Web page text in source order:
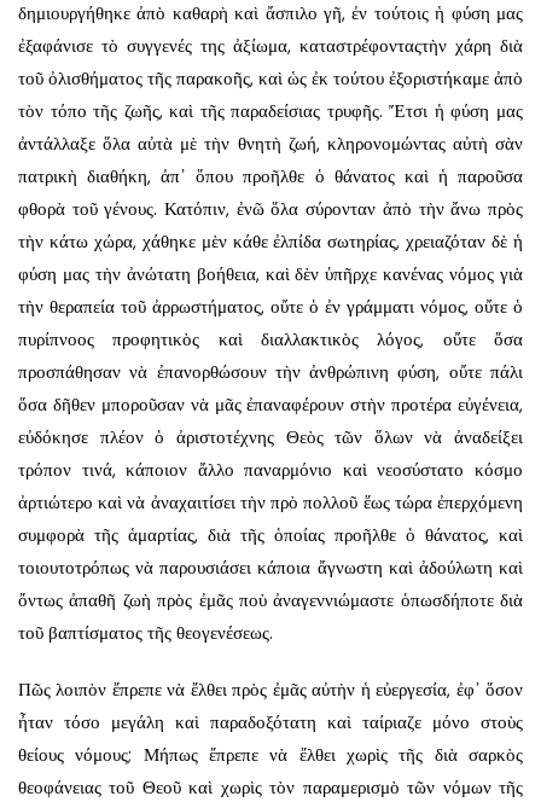
δημιουργήθηκε ἀπὸ καθαρὴ καὶ ἄσπιλο γῆ, ἐν τούτοις ἡ φύση μας
ἐξαφάνισε τὸ συγγενές της ἀξίωμα, καταστρέφονταςτὴν χάρη διὰ
τοῦ ὀλισθήματος τῆς παρακοῆς, καὶ ὡς ἐκ τούτου ἐξοριστήκαμε ἀπὸ
τὸν τόπο τῆς ζωῆς, καὶ τῆς παραδείσιας τρυφῆς. Ἔτσι ἡ φύση μας
ἀντάλλαξε ὅλα αὐτὰ μὲ τὴν θνητὴ ζωή, κληρονομώντας αὐτὴ σὰν
πατρικὴ διαθήκη, ἀπ᾿ ὅπου προῆλθε ὁ θάνατος καὶ ἡ παροῦσα
φθορὰ τοῦ γένους. Κατόπιν, ἐνῶ ὅλα σύρονταν ἀπὸ τὴν ἄνω πρὸς
τὴν κάτω χώρα, χάθηκε μὲν κάθε ἐλπίδα σωτηρίας, χρειαζόταν δὲ ἡ
φύση μας τὴν ἀνώτατη βοήθεια, καὶ δὲν ὑπῆρχε κανένας νόμος γιὰ
τὴν θεραπεία τοῦ ἀρρωστήματος, οὔτε ὁ ἐν γράμματι νόμος, οὔτε ὁ
πυρίπνοος προφητικὸς καὶ διαλλακτικὸς λόγος, οὔτε ὅσα
προσπάθησαν νὰ ἐπανορθώσουν τὴν ἀνθρώπινη φύση, οὔτε πάλι
ὅσα δῆθεν μποροῦσαν νὰ μᾶς ἐπαναφέρουν στὴν προτέρα εὐγένεια,
εὐδόκησε πλέον ὁ ἀριστοτέχνης Θεὸς τῶν ὅλων νὰ ἀναδείξει
τρόπον τινά, κάποιον ἄλλο παναρμόνιο καὶ νεοσύστατο κόσμο
ἀρτιώτερο καὶ νὰ ἀναχαιτίσει τὴν πρὸ πολλοῦ ἕως τώρα ἐπερχόμενη
συμφορὰ τῆς ἁμαρτίας, διὰ τῆς ὁποίας προῆλθε ὁ θάνατος, καὶ
τοιουτοτρόπως νὰ παρουσιάσει κάποια ἄγνωστη καὶ ἀδούλωτη καὶ
ὄντως ἀπαθῆ ζωὴ πρὸς ἐμᾶς ποὺ ἀναγεννιώμαστε ὁπωσδήποτε διὰ
τοῦ βαπτίσματος τῆς θεογενέσεως.
Πῶς λοιπὸν ἔπρεπε νὰ ἔλθει πρὸς ἐμᾶς αὐτὴν ἡ εὐεργεσία, ἐφ᾿ ὅσον
ἦταν τόσο μεγάλη καὶ παραδοξότατη καὶ ταίριαζε μόνο στοὺς
θείους νόμους; Μήπως ἔπρεπε νὰ ἔλθει χωρὶς τῆς διὰ σαρκὸς
θεοφάνειας τοῦ Θεοῦ καὶ χωρὶς τὸν παραμερισμὸ τῶν νόμων τῆς